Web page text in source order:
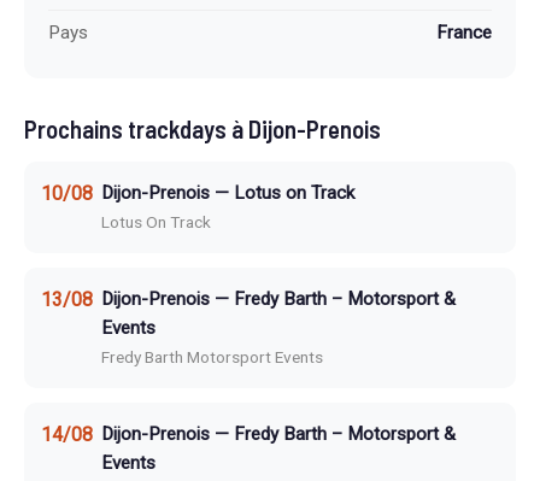
Pays France
Prochains trackdays à Dijon-Prenois
10/08 Dijon-Prenois — Lotus on Track
Lotus On Track
13/08 Dijon-Prenois — Fredy Barth – Motorsport &
Events
Fredy Barth Motorsport Events
14/08 Dijon-Prenois — Fredy Barth – Motorsport &
Events